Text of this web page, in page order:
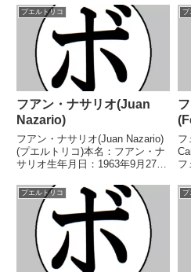
年4月24日国籍：プエルトリコ戦
績：36戦29勝(14KO)5敗1分1無効
試合 【獲得タイトル】2008...
コ
【
プエルトリコ
フアン・ナサリオ(Juan
Nazario)
フアン・ナサリオ(Juan Nazario)
(プエルトリコ)本名：フアン・ナ
サリオ生年月日：1963年9月27日
25勝(17KO)4敗【獲得タイトル】
ラテンアメリカフェザー級王座第
19代WBA世界ライト級王座【...
プ
フ
フ
績
プエルトリコ プ